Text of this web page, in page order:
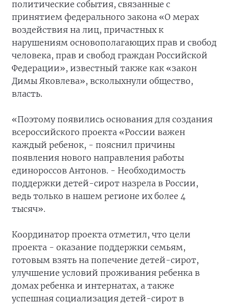
политические события, связанные с
принятием федерального закона «О мерах
воздействия на лиц, причастных к
нарушениям основополагающих прав и свобод
человека, прав и свобод граждан Российской
Федерации», известный также как «закон
Димы Яковлева», всколыхнули общество,
власть.
«Поэтому появились основания для создания
всероссийского проекта «России важен
каждый ребенок, - пояснил причины
появления нового направления работы
единороссов Антонов. - Необходимость
поддержки детей-сирот назрела в России,
ведь только в нашем регионе их более 4
тысяч».
Координатор проекта отметил, что цели
проекта - оказание поддержки семьям,
готовым взять на попечение детей-сирот,
улучшение условий проживания ребенка в
домах ребенка и интернатах, а также
успешная социализация детей-сирот в